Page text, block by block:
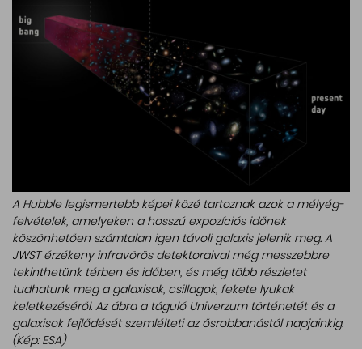
A Hubble legismertebb képei közé tartoznak azok a mélyég-
felvételek, amelyeken a hosszú expozíciós időnek
köszönhetően számtalan igen távoli galaxis jelenik meg. A
JWST érzékeny infravörös detektoraival még messzebbre
tekinthetünk térben és időben, és még több részletet
tudhatunk meg a galaxisok, csillagok, fekete lyukak
keletkezéséről. Az ábra a táguló Univerzum történetét és a
galaxisok fejlődését szemlélteti az ősrobbanástól napjainkig.
(Kép: ESA)